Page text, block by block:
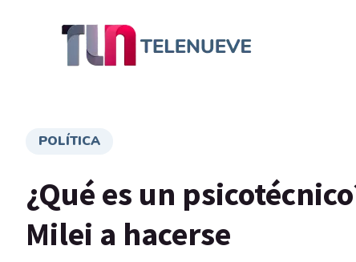
POLÍTICA
¿Qué es un
Milei a hacerse